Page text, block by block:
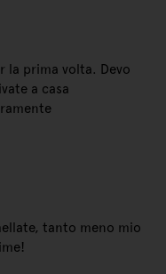
la prima volta. Devo
a casa
tanto meno mio